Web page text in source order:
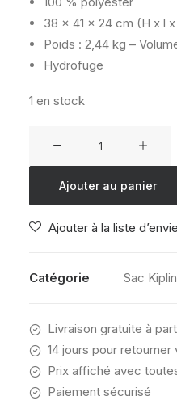
38 x 41 x 24 cm (H x l x
Poids : 2,44 kg –
Hydrofuge
1 en stock
GIORNO
GREEN
Ajouter au panier
Ajouter à la liste
Catégorie Sac
Livraison gratuite à
14 jours pour retourner
Prix affiché avec
Paiement sécurisé